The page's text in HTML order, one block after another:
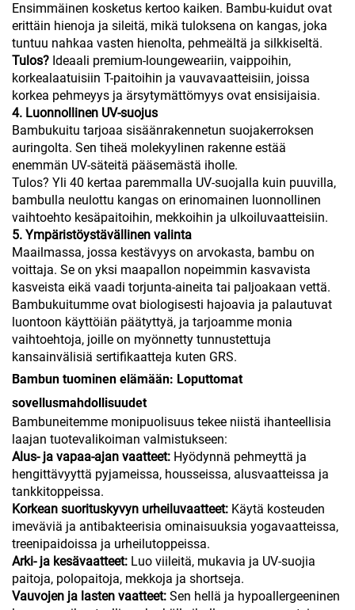
Ensimmäinen kosketus kertoo kaiken. Bambu-kuidut ovat
erittäin hienoja ja sileitä, mikä tuloksena on kangas, joka
tuntuu nahkaa vasten hienolta, pehmeältä ja silkkiseltä.
Tulos? Ideaali premium-loungeweariin, vaippoihin,
korkealaatuisiin T-paitoihin ja vauvavaatteisiin, joissa
korkea pehmeyys ja ärsytymättömyys ovat ensisijaisia.
4. Luonnollinen UV-suojus
Bambukuitu tarjoaa sisäänrakennetun suojakerroksen
auringolta. Sen tiheä molekyylinen rakenne estää
enemmän UV-säteitä pääsemästä iholle.
Tulos? Yli 40 kertaa paremmalla UV-suojalla kuin puuvilla,
bambulla neulottu kangas on erinomainen luonnollinen
vaihtoehto kesäpaitoihin, mekkoihin ja ulkoiluvaatteisiin.
5. Ympäristöystävällinen valinta
Maailmassa, jossa kestävyys on arvokasta, bambu on
voittaja. Se on yksi maapallon nopeimmin kasvavista
kasveista eikä vaadi torjunta-aineita tai paljoakaan vettä.
Bambukuitumme ovat biologisesti hajoavia ja palautuvat
luontoon käyttöiän päätyttyä, ja tarjoamme monia
vaihtoehtoja, joille on myönnetty tunnustettuja
kansainvälisiä sertifikaatteja kuten GRS.
Bambun tuominen elämään: Loputtomat
sovellusmahdollisuudet
Bambuneitemme monipuolisuus tekee niistä ihanteellisia
laajan tuotevalikoiman valmistukseen:
Alus- ja vapaa-ajan vaatteet: Hyödynnä pehmeyttä ja
hengittävyyttä pyjameissa, housseissa, alusvaatteissa ja
tankkitoppeissa.
Korkean suorituskyvyn urheiluvaatteet: Käytä kosteuden
imeväviä ja antibakteerisia ominaisuuksia yogavaatteissa,
treenipaidoissa ja urheilutoppeissa.
Arki- ja kesävaatteet: Luo viileitä, mukavia ja UV-suojia
paitoja, polopaitoja, mekkoja ja shortseja.
Vauvojen ja lasten vaatteet: Sen hellä ja hypoallergeeninen